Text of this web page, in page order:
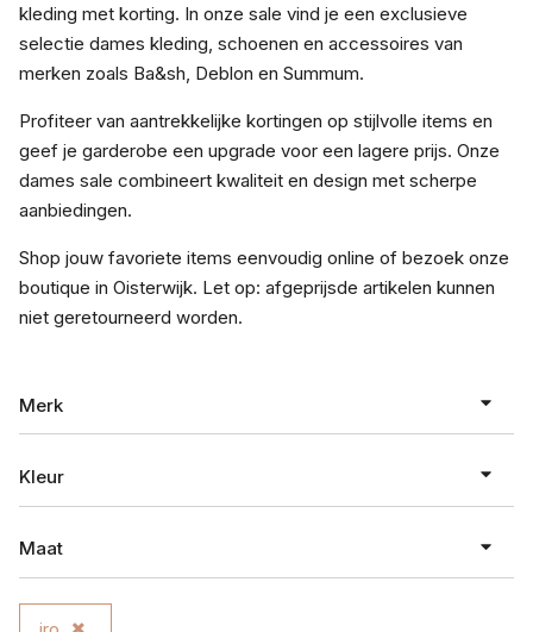
kleding met korting. In onze sale vind je een exclusieve
selectie dames kleding, schoenen en accessoires van
merken zoals Ba&sh, Deblon en Summum.
Profiteer van aantrekkelijke kortingen op stijlvolle items en
geef je garderobe een upgrade voor een lagere prijs. Onze
dames sale combineert kwaliteit en design met scherpe
aanbiedingen.
Shop jouw favoriete items eenvoudig online of bezoek onze
boutique in Oisterwijk. Let op: afgeprijsde artikelen kunnen
niet geretourneerd worden.
Merk
ALTER EGO
ba&sh
Kleur
antraciet
Maat